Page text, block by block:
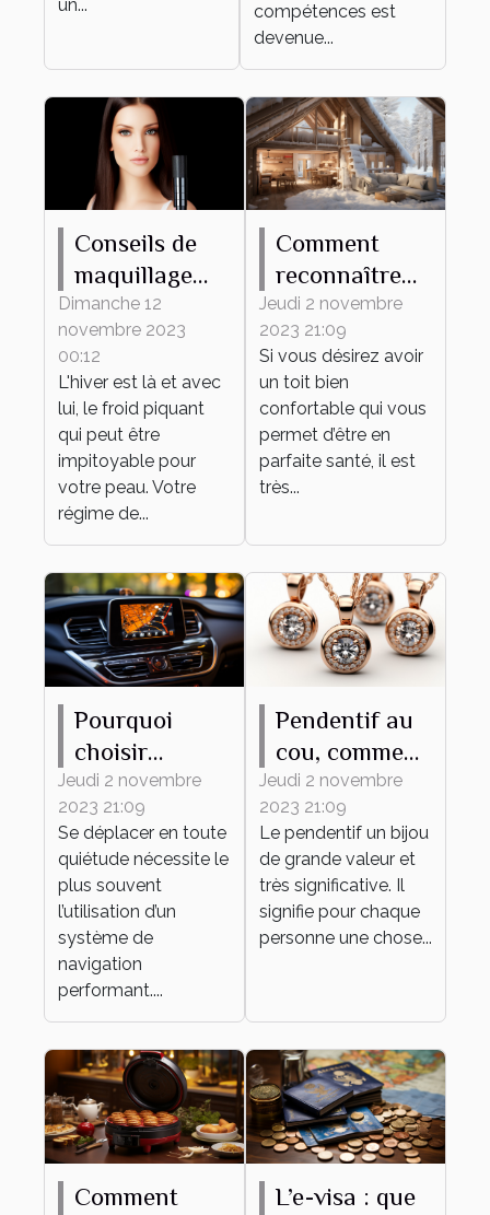
un...
compétences est
devenue...
Conseils de
maquillage
pour protéger
votre peau du
froid hivernal
Dimanche 12
novembre 2023
00:12
L'hiver est là et avec
lui, le froid piquant
qui peut être
impitoyable pour
votre peau. Votre
régime de...
Comment
reconnaître
une maison
mal isolée ?
Jeudi 2 novembre
2023 21:09
Si vous désirez avoir
un toit bien
confortable qui vous
permet d’être en
parfaite santé, il est
très...
Pourquoi
choisir
MAPPY
comme
système de
navigation ?
Jeudi 2 novembre
2023 21:09
Se déplacer en toute
quiétude nécessite le
plus souvent
l’utilisation d’un
système de
navigation
performant....
Pendentif au
cou, comment
bien en
choisir ?
Jeudi 2 novembre
2023 21:09
Le pendentif un bijou
de grande valeur et
très significative. Il
signifie pour chaque
personne une chose...
Comment
L’e-visa : que